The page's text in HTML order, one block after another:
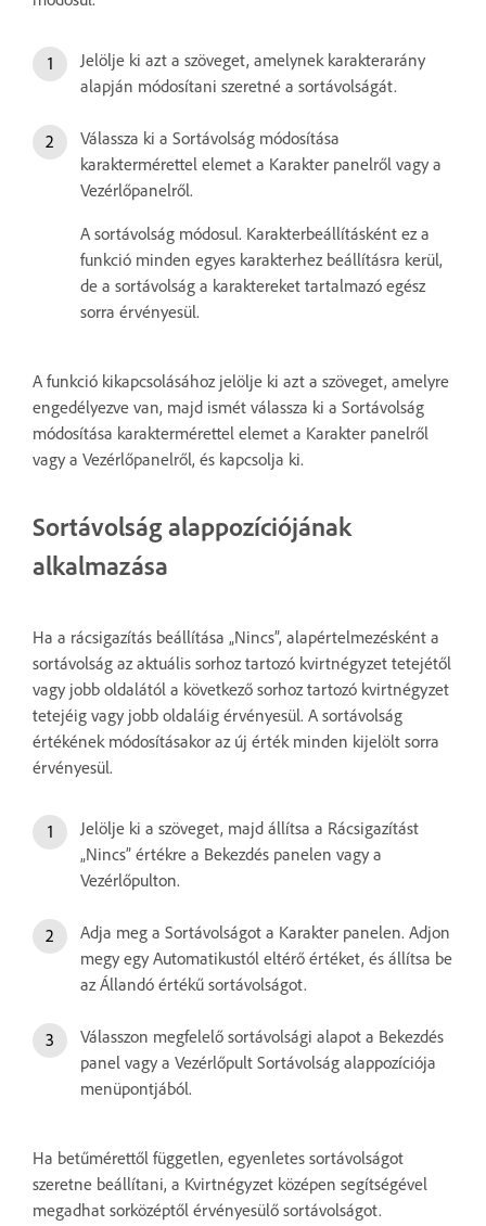
Jelölje ki azt a szöveget, amelynek karakterarány
alapján módosítani szeretné a sortávolságát.
Válassza ki a Sortávolság módosítása
karaktermérettel elemet a Karakter panelről vagy a
Vezérlőpanelről.
A sortávolság módosul. Karakterbeállításként ez a
funkció minden egyes karakterhez beállításra kerül,
de a sortávolság a karaktereket tartalmazó egész
sorra érvényesül.
A funkció kikapcsolásához jelölje ki azt a szöveget, amelyre
engedélyezve van, majd ismét válassza ki a Sortávolság
módosítása karaktermérettel elemet a Karakter panelről
vagy a Vezérlőpanelről, és kapcsolja ki.
Sortávolság alappozíciójának
alkalmazása
Ha a rácsigazítás beállítása „Nincs”, alapértelmezésként a
sortávolság az aktuális sorhoz tartozó kvirtnégyzet tetejétől
vagy jobb oldalától a következő sorhoz tartozó kvirtnégyzet
tetejéig vagy jobb oldaláig érvényesül. A sortávolság
értékének módosításakor az új érték minden kijelölt sorra
érvényesül.
Jelölje ki a szöveget, majd állítsa a Rácsigazítást
„Nincs” értékre a Bekezdés panelen vagy a
Vezérlőpulton.
Adja meg a Sortávolságot a Karakter panelen. Adjon
megy egy Automatikustól eltérő értéket, és állítsa be
az Állandó értékű sortávolságot.
Válasszon megfelelő sortávolsági alapot a Bekezdés
panel vagy a Vezérlőpult Sortávolság alappozíciója
menüpontjából.
Ha betűmérettől független, egyenletes sortávolságot
szeretne beállítani, a Kvirtnégyzet középen segítségével
megadhat sorközéptől érvényesülő sortávolságot.